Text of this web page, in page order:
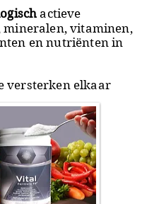
actieve
mineralen, vitaminen,
en nutriënten in
versterken elkaar